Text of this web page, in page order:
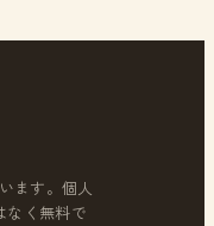
ます。個人
なく無料で